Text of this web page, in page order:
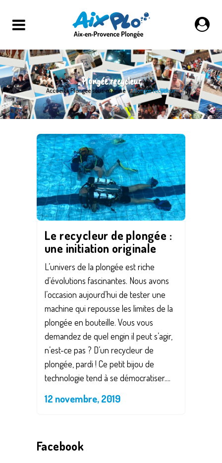
Plongée recycleur
Accueil>Plongée sous-marine>Plongée recycleur
Le recycleur de plongée :
une initiation originale
L’univers de la plongée est riche
d’évolutions fascinantes. Nous avons
l’occasion aujourd’hui de tester une
machine qui repousse les limites de la
plongée en bouteille. Vous vous
demandez de quel engin il peut s’agir,
n’est-ce pas ? D’un recycleur de
plongée, pardi ! Ce petit bijou de
technologie tend à se démocratiser....
12 novembre, 2019
Facebook